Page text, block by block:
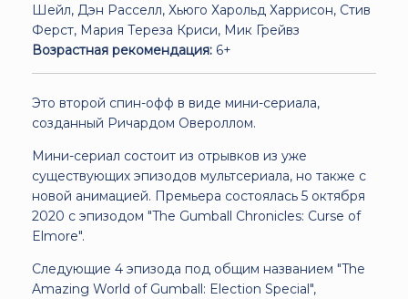
Шейл, Дэн Расселл, Хьюго Харольд Харрисон, Стив
Ферст, Мария Тереза Криси, Мик Грейвз
Возрастная рекомендация: 6+
Это второй спин-офф в виде мини-сериала,
созданный Ричардом Овероллом.
Мини-сериал состоит из отрывков из уже
существующих эпизодов мультсериала, но также с
новой анимацией. Премьера состоялась 5 октября
2020 с эпизодом "The Gumball Chronicles: Curse of
Elmore".
Следующие 4 эпизода под общим названием "The
Amazing World of Gumball: Election Special",